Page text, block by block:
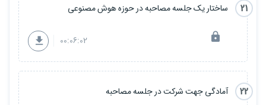
21 ساختار یک جلسه مصاحبه در حوزه هوش مصنوعی
00:06:02
22 آمادگی جهت شرکت در جلسه مصاحبه